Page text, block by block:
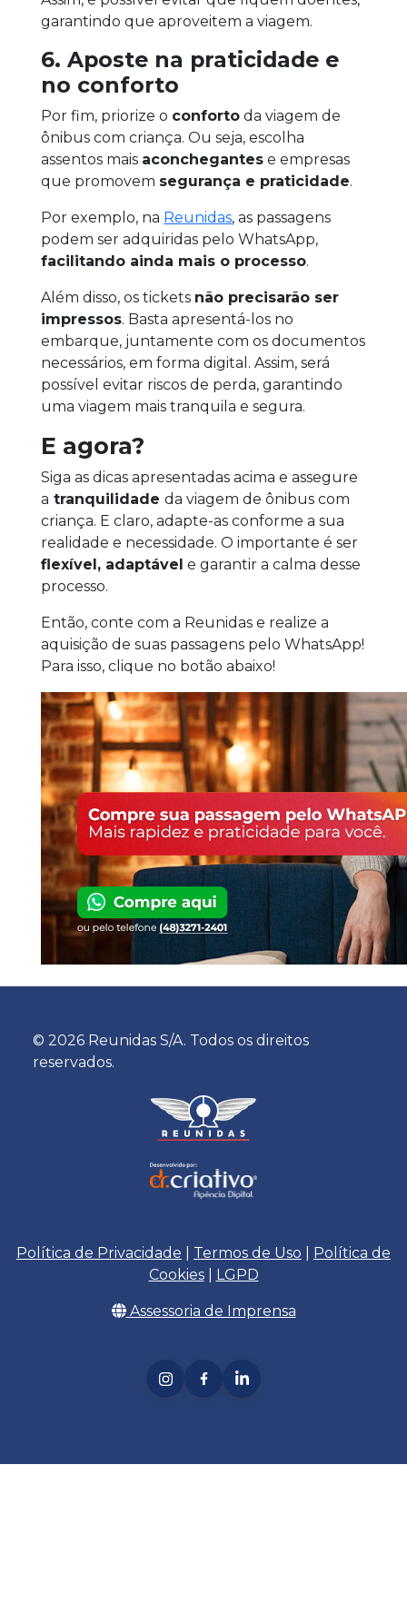
garantindo que aproveitem a viagem.
6. Aposte na praticidade e
no conforto
Por fim, priorize o conforto da viagem de
ônibus com criança. Ou seja, escolha
assentos mais aconchegantes e empresas
que promovem segurança e praticidade.
Por exemplo, na Reunidas, as passagens
podem ser adquiridas pelo WhatsApp,
facilitando ainda mais o processo.
Além disso, os tickets não precisarão ser
impressos. Basta apresentá-los no
embarque, juntamente com os documentos
necessários, em forma digital. Assim, será
possível evitar riscos de perda, garantindo
uma viagem mais tranquila e segura.
E agora?
Siga as dicas apresentadas acima e assegure
a tranquilidadeda viagem de ônibus com
criança. E claro, adapte-as conforme a sua
realidade e necessidade. O importante é ser
flexível, adaptável e garantir a calma desse
processo.
Então, conte com a Reunidas e realize a
aquisição de suas passagens pelo WhatsApp!
Para isso, clique no botão abaixo!
© 2026 Reunidas S/A. Todos os direitos
reservados.
Política de Privacidade Termos de Uso
Política de
Cookies| LGPD
Assessoria de Imprensa